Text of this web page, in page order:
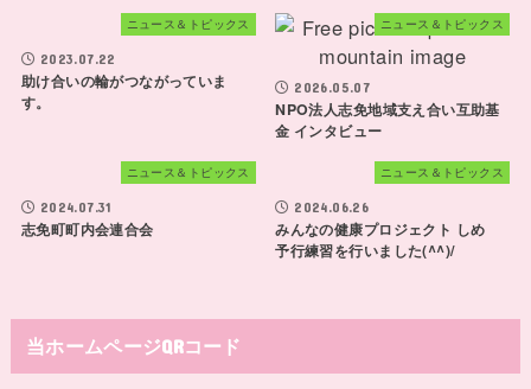
ニュース＆トピックス
2023.07.22
助け合いの輪がつながっていま
す。
ニュース＆トピックス
2026.05.07
NPO法人志免地域支え合い互助基
金 インタビュー
ニュース＆トピックス
2024.07.31
志免町町内会連合会
ニュース＆トピックス
2024.06.26
みんなの健康プロジェクト しめ
予行練習を行いました(^^)/
当ホームページQRコード